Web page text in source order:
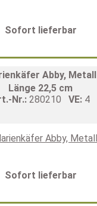
Sofort lieferbar
Abby, Metall
Länge 22,5 cm
Nr.: 280210 VE: 4
Sofort lieferbar